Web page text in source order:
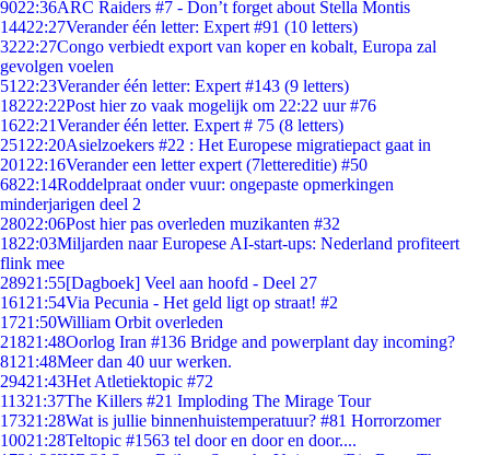
9022:36ARC Raiders #7 - Don’t forget about Stella Montis
14422:27Verander één letter: Expert #91 (10 letters)
3222:27Congo verbiedt export van koper en kobalt, Europa zal
gevolgen voelen
51 22:23Verander één letter: Expert #143 (9 letters)
18222:22Post hier zo vaak mogelijk om 22:22 uur #76
1622:21Verander één letter. Expert # 75 (8 letters)
251 22:20Asielzoekers #22 : Het Europese migratiepact gaat in
201 22:16Verander een letter expert (7lettereditie) #50
6822:14Roddelpraat onder vuur: ongepaste opmerkingen
minderjarigen deel 2
28022:06Post hier pas overleden muzikanten #32
1822:03Miljarden naar Europese AI-start-ups: Nederland profiteert
flink mee
28921:55[Dagboek] Veel aan hoofd - Deel 27
161 21:54Via Pecunia - Het geld ligt op straat! #2
1721:50William Orbit overleden
21821:48Oorlog Iran #136 Bridge and powerplant day incoming?
81 21:48Meer dan 40 uur werken.
29421:43Het Atletiektopic #72
11321:37The Killers #21 Imploding The Mirage Tour
17321:28Wat is jullie binnenhuistemperatuur? #81 Horrorzomer
10021:28Teltopic #1563 tel door en door en door....